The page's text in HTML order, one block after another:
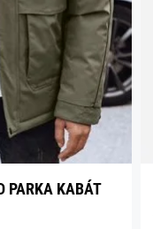
PARKA KABÁT